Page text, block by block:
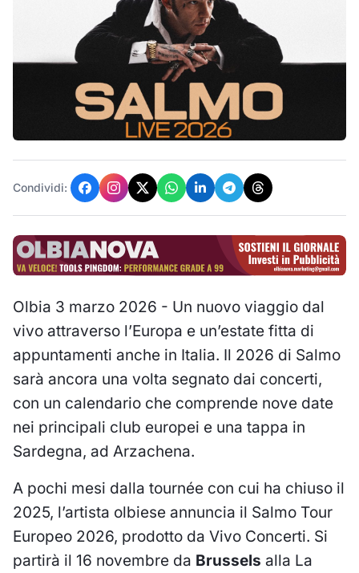
Condividi:
Olbia 3 marzo 2026 - Un nuovo viaggio dal
vivo attraverso l’Europa e un’estate fitta di
appuntamenti anche in Italia. Il 2026 di Salmo
sarà ancora una volta segnato dai concerti,
con un calendario che comprende nove date
nei principali club europei e una tappa in
Sardegna, ad Arzachena.
A pochi mesi dalla tournée con cui ha chiuso il
2025, l’artista olbiese annuncia il Salmo Tour
Europeo 2026, prodotto da Vivo Concerti. Si
partirà il 16 novembre da Brussels alla La